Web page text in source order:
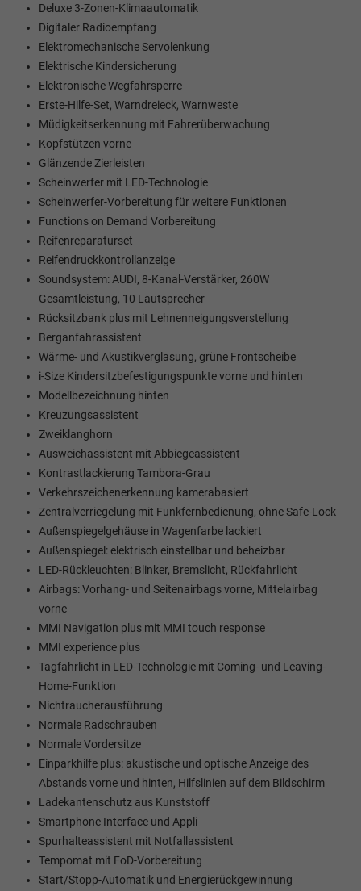
Deluxe 3-Zonen-Klimaautomatik
Digitaler Radioempfang
Elektromechanische Servolenkung
Elektrische Kindersicherung
Elektronische Wegfahrsperre
Erste-Hilfe-Set, Warndreieck, Warnweste
Müdigkeitserkennung mit Fahrerüberwachung
Kopfstützen vorne
Glänzende Zierleisten
Scheinwerfer mit LED-Technologie
Scheinwerfer-Vorbereitung für weitere Funktionen
Functions on Demand Vorbereitung
Reifenreparaturset
Reifendruckkontrollanzeige
Soundsystem: AUDI, 8-Kanal-Verstärker, 260W
Gesamtleistung, 10 Lautsprecher
Rücksitzbank plus mit Lehnenneigungsverstellung
Berganfahrassistent
Wärme- und Akustikverglasung, grüne Frontscheibe
i-Size Kindersitzbefestigungspunkte vorne und hinten
Modellbezeichnung hinten
Kreuzungsassistent
Zweiklanghorn
Ausweichassistent mit Abbiegeassistent
Kontrastlackierung Tambora-Grau
Verkehrszeichenerkennung kamerabasiert
Zentralverriegelung mit Funkfernbedienung, ohne Safe-Lock
Außenspiegelgehäuse in Wagenfarbe lackiert
Außenspiegel: elektrisch einstellbar und beheizbar
LED-Rückleuchten: Blinker, Bremslicht, Rückfahrlicht
Airbags: Vorhang- und Seitenairbags vorne, Mittelairbag
vorne
MMI Navigation plus mit MMI touch response
MMI experience plus
Tagfahrlicht in LED-Technologie mit Coming- und Leaving-
Home-Funktion
Nichtraucherausführung
Normale Radschrauben
Normale Vordersitze
Einparkhilfe plus: akustische und optische Anzeige des
Abstands vorne und hinten, Hilfslinien auf dem Bildschirm
Ladekantenschutz aus Kunststoff
Smartphone Interface und Appli
Spurhalteassistent mit Notfallassistent
Tempomat mit FoD-Vorbereitung
Start/Stopp-Automatik und Energierückgewinnung